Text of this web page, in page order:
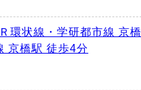
環状線・学研都市線 京橋
京橋駅 徒歩4分